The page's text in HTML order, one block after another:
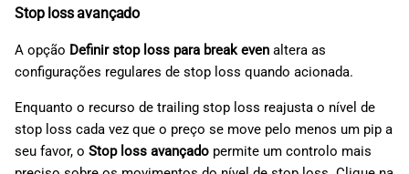
Stop loss avançado
A opção Definir stop loss para break even altera as
configurações regulares de stop loss quando acionada.
Enquanto o recurso de trailing stop loss reajusta o nível de
stop loss cada vez que o preço se move pelo menos um pip a
seu favor, o Stop loss avançado permite um controlo mais